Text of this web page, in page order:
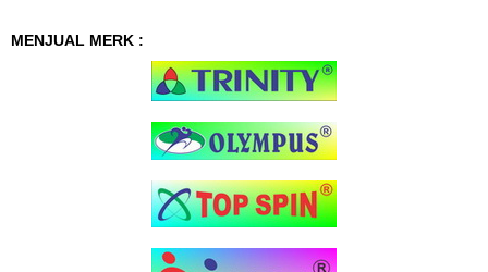
MENJUAL MERK :